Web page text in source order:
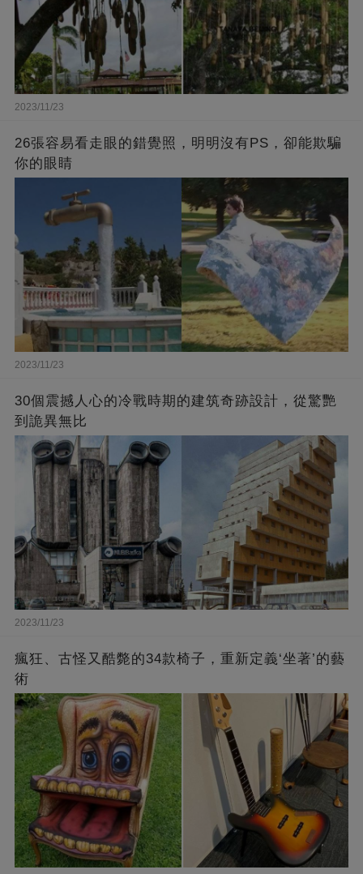
2023/11/23
26張容易看走眼的錯覺照，明明沒有PS，卻能欺騙
你的眼睛
2023/11/23
30個震撼人心的冷戰時期的建筑奇跡設計，從驚艷
到詭異無比
2023/11/23
瘋狂、古怪又酷斃的34款椅子，重新定義‘坐著’的藝
術